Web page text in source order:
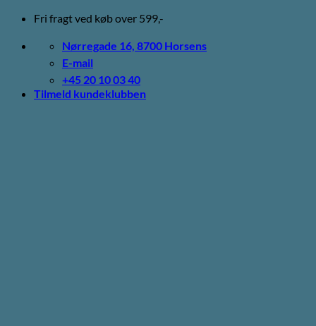
Fortsæt
indhold
Fri fragt ved køb over 599,-
Nørregade 16, 8700 Horsens
E-mail
+45 20 10 03 40
Tilmeld kundeklubben